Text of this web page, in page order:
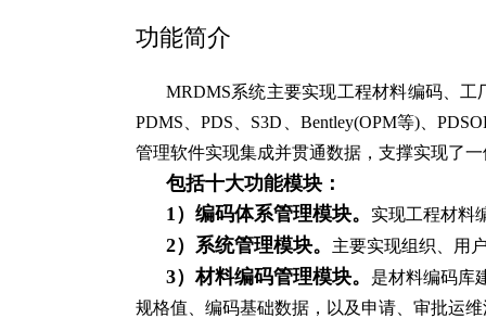
功能简介
MRDMS系统主要实现工程材料编码、
PDMS、PDS、S3D、Bentley(OPM等)、
管理软件实现集成并贯通数据，支撑实现了
包括十大功能模块：
1）编码体系管理模块。 实现工程材料
2）系统管理模块。 主要实现组织、用
3）材料编码管理模块。
是材料编码库
规格值、编码基础数据，以及申请、审批运